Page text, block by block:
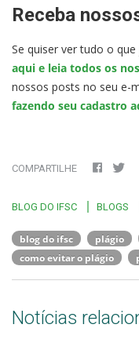
Receba
Se quiser ver tudo o
aqui e leia todos os
nossos posts no seu e-
fazendo seu cadastro
COMPARTILHE
BLOG DO IFSC BLOGS
blog do ifsc plágio
como evitar o plágio
Notícias